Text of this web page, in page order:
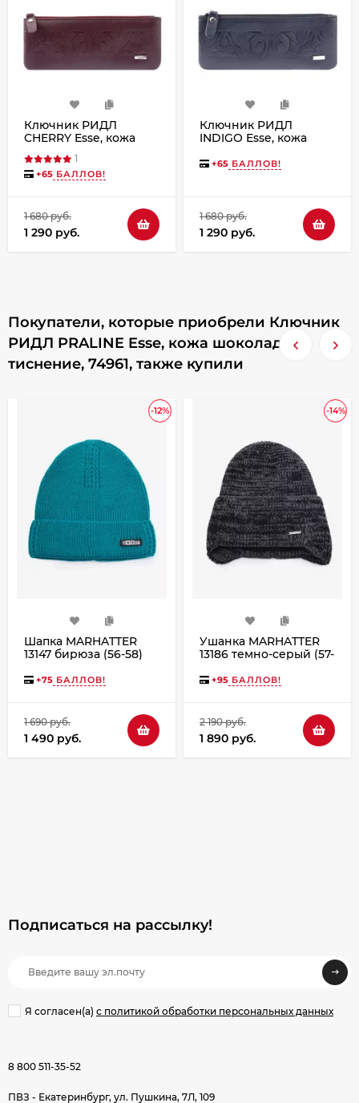
Ключник РИДЛ
CHERRY Esse, кожа
74963
1
+65 БАЛЛОВ!
1 680 руб.
1 290 руб.
Ключник РИДЛ
INDIGO Esse, кожа
74964
+65 БАЛЛОВ!
1 680 руб.
1 290 руб.
Покупатели, которые приобрели Ключник
РИДЛ PRALINE Esse, кожа шоколад
тиснение, 74961, также купили
-12%
Шапка MARHATTER
13147 бирюза (56-58)
+75 БАЛЛОВ!
1 690 руб.
1 490 руб.
-14%
Ушанка MARHATTER
13186 темно-серый (57-
+95 БАЛЛОВ!
2 190 руб.
1 890 руб.
Подписаться на рассылкy!
Я согласен(a) с политикой обработки персональных данных
8 800 511-35-52
ПВЗ - Екатеринбург, ул. Пушкина, 7Л, 109